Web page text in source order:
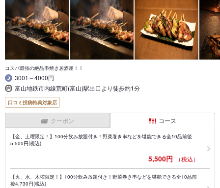
コスパ最強の絶品串焼き居酒屋！！
3001～4000円
富山地鉄市内線荒町(富山)駅出口より徒歩約1分
口コミ投稿特典対象店
クーポン コース
【金、土曜限定！】100分飲み放題付き！野菜巻き串などを堪能できる全10品前後
5,500円(税込)
5,500円 （税込）
【火、水、木曜限定！】100分飲み放題付き！野菜巻き串などを堪能できる全10品前
後4,730円(税込)